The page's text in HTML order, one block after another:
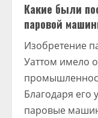
Какие были
паровой
Изобретение
Уаттом имело
Благодаря его
паровые